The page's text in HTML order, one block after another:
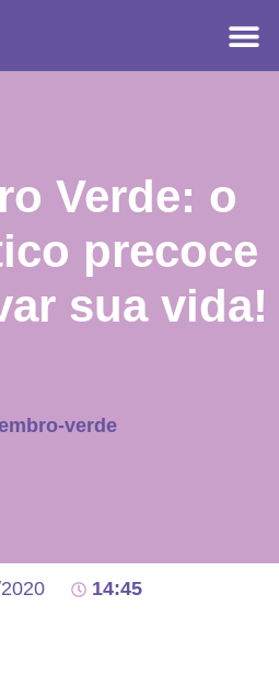
Verde: o
precoce
sua vida!
14:45